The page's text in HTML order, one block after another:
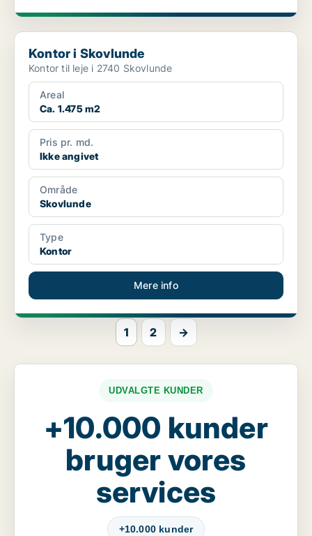
Kontor i Skovlunde
Kontor i Skovlunde
Kontor til leje i 2740 Skovlunde
Areal
Ca. 1.475 m2
Pris pr. md.
Ikke angivet
Område
Skovlunde
Type
Kontor
Mere info
1 2 →
UDVALGTE KUNDER
+10.000 kunder
bruger vores
services
+10.000 kunder